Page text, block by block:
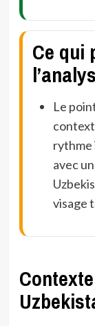
Ce qui
Le
rythme
avec
visage